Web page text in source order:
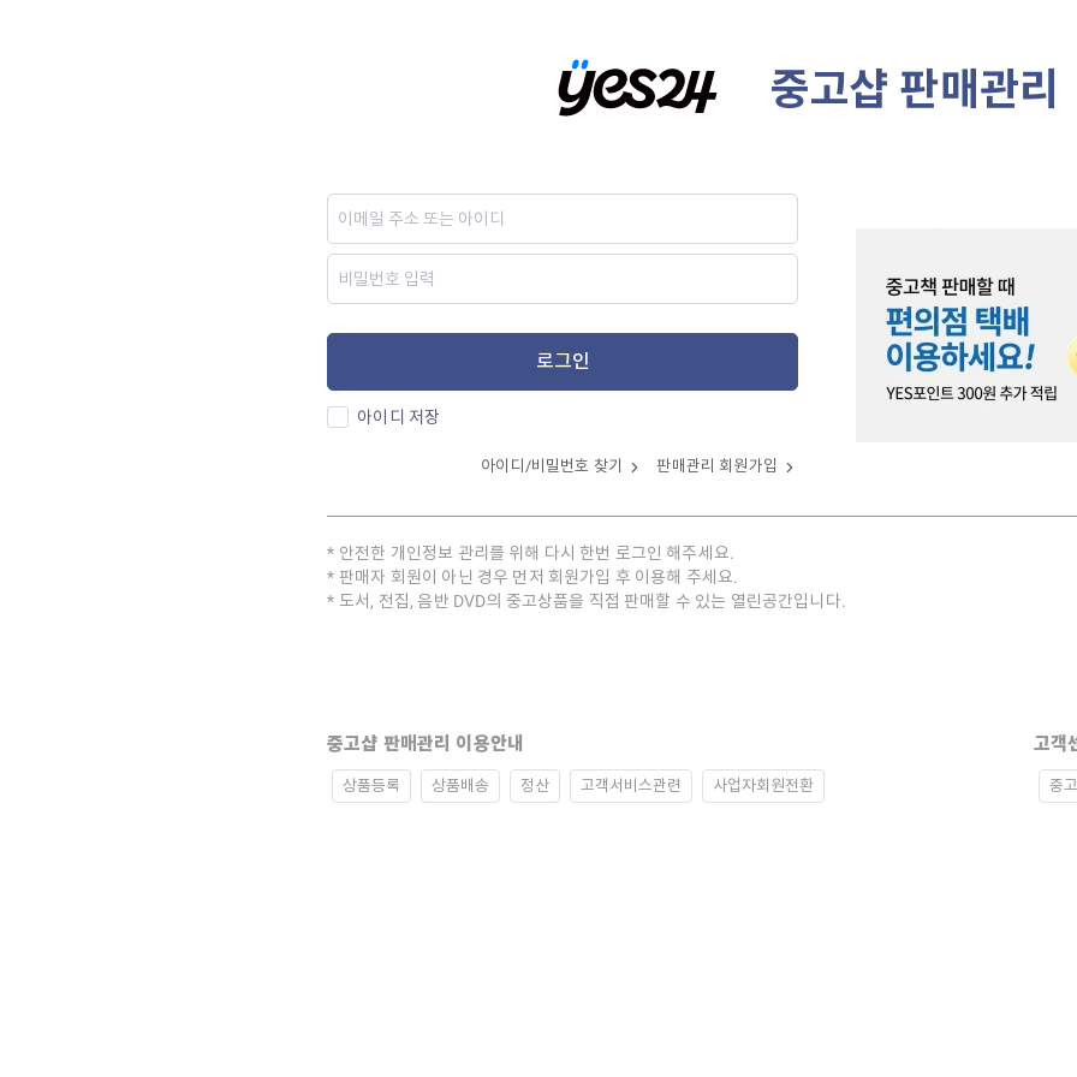
중고샵 판매관리
로그인
아이디 저장
아이디/비밀번호 찾기 판매관리 회원가입
안전한 개인정보 관리를 위해 다시 한번 로그인 해주세요.
판매자 회원이 아닌 경우 먼저 회원가입 후 이용해 주세요.
도서, 전집, 음반 DVD의 중고상품을 직접 판매할 수 있는 열린공간입니다.
중고샵 판매관리 이용안내
상품등록 상품배송 정산 고객서비스관련 사업자회원전환
고객
중